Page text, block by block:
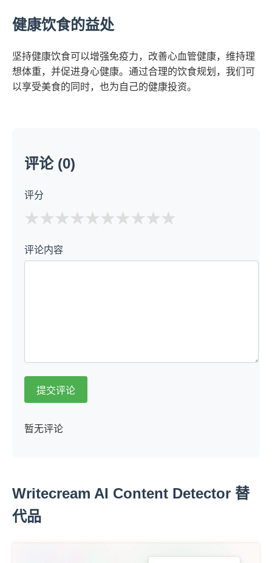
健康饮食的益处
坚持健康饮食可以增强免疫力，改善心血管健康，维持理
想体重，并促进身心健康。通过合理的饮食规划，我们可
以享受美食的同时，也为自己的健康投资。
评论 (0)
评分
★ ★ ★ ★ ★
评论内容
提交评论
暂无评论
Writecream AI Content Detector 替
代品